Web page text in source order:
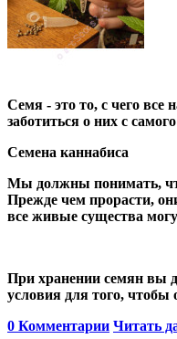
Семя - это то, с чего все
заботиться о них с
Семена каннабиса
Мы должны понимать,
Прежде чем прорасти,
все живые существа
При хранении семян вы
условия для того, чтобы
0 Комментарии Читать